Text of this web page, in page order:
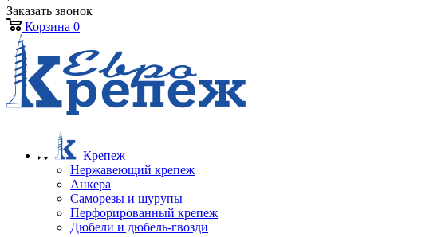
Заказать звонок
Корзина 0
Крепеж
Нержавеющий крепеж
Анкера
Саморезы и шурупы
Перфорированный крепеж
Дюбели и дюбель-гвозди